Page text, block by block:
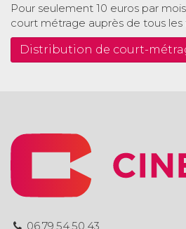
Pour seulement 10 euros par
court métrage auprès de tous les
Distribution de court-
06.79.54.50.43